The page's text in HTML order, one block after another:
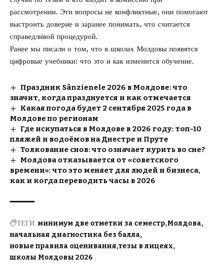
рассмотрении. Эти вопросы не конфликтные, они помогают
выстроить доверие и заранее понимать, что считается
справедливой процедурой.
Ранее мы писали о том, что в школах Молдовы появятся
цифровые учебники: что это и как изменится обучение.
Праздник Sânzienele 2026 в Молдове: что
значит, когда празднуется и как отмечается
Какая погода будет 2 сентября 2025 года в
Молдове по регионам
Где искупаться в Молдове в 2026 году: топ-10
пляжей и водоёмов на Днестре и Пруте
Толкование снов: что означает курить во сне?
Молдова отказывается от «советского
времени»: что это меняет для людей и бизнеса,
как и когда переводить часы в 2026
ТЕГИ: минимум две отметки за семестр Молдова
начальная диагностика без балла
новые правила оценивания тезы в лицеях
школы Молдовы 2026